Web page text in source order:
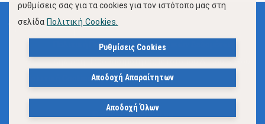
© 2023, Δήμος Βόλου
Όροι Χρήσης
Πολιτική Προστασίας Προσωπικών Δεδομένων
Πολιτική Cookies
ρυθμίσεις σας για τα cookies για τον ιστότοπο μας στη
σελίδα Πολιτική Cookies.
Ρυθμίσεις Cookies
Αποδοχή Απαραίτητων
Αποδοχή Όλων